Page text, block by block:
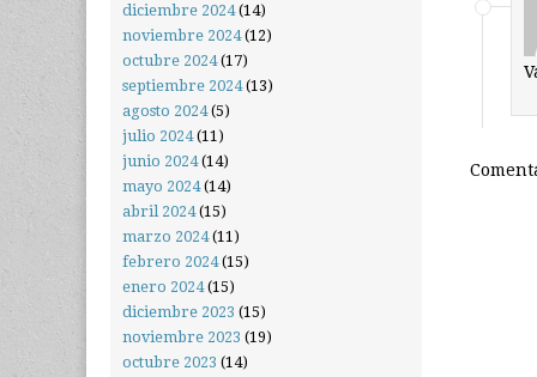
diciembre 2024(14)
noviembre 2024(12)
octubre 2024(17)
septiembre 2024(13)
agosto 2024(5)
julio 2024(11)
junio 2024(14)
mayo 2024(14)
abril 2024(15)
marzo 2024(11)
febrero 2024(15)
enero 2024(15)
diciembre 2023 (15)
noviembre 2023 (19)
octubre 2023 (14)